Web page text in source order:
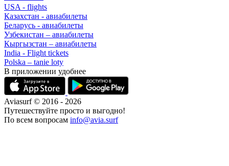
USA - flights
Казахстан - авиабилеты
Беларусь - авиабилеты
Узбекистан – авиабилеты
Кыргызстан – авиабилеты
India - Flight tickets
Polska – tanie loty
В приложении удобнее
Aviasurf © 2016 - 2026
Путешествуйте просто и выгодно!
По всем вопросам info@avia.surf